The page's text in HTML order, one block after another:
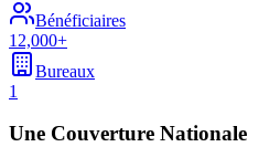
Bénéficiaires
12,000+
Bureaux
1
Une Couverture Nationale